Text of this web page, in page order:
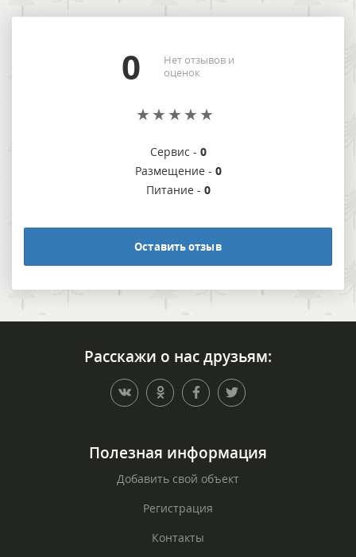
0
Нет отзывов и
оценок
Сервис - 0
Размещение - 0
Питание - 0
Оставить отзыв
Расскажи о нас друзьям:
Полезная информация
Добавить свой объект
Регистрация
Контакты